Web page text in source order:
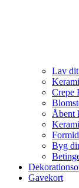
Lav
Crepe
Åbent
Byg
Gavekort